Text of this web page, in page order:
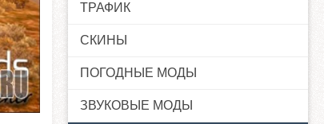
ТРАФИК
СКИНЫ
ПОГОДНЫЕ МОДЫ
ЗВУКОВЫЕ МОДЫ